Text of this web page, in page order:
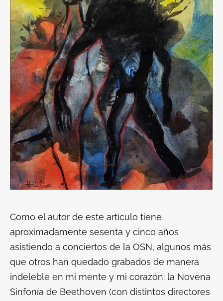
Como el autor de este artículo tiene
aproximadamente sesenta y cinco años
asistiendo a conciertos de la OSN, algunos más
que otros han quedado grabados de manera
indeleble en mi mente y mi corazón: la Novena
Sinfonía de Beethoven (con distintos directores